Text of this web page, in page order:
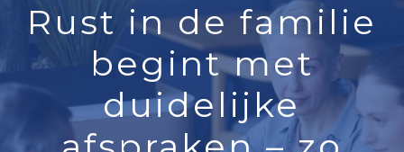
Rust in de familie
begint met
duidelijke